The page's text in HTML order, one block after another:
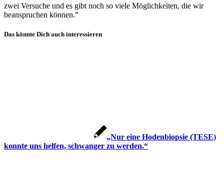
zwei Ver­su­che und es gibt noch so vie­le Mög­lich­kei­ten, die wir
bean­spru­chen kön­nen.”
Das könnte Dich auch interessieren
„Nur eine Hoden­bi­op­sie (TESE)
konn­te uns hel­fen, schwan­ger zu wer­den.“